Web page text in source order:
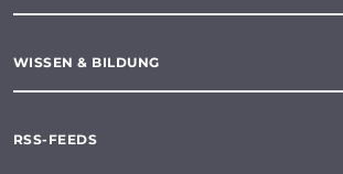
WISSEN & BILDUNG
RSS-FEEDS